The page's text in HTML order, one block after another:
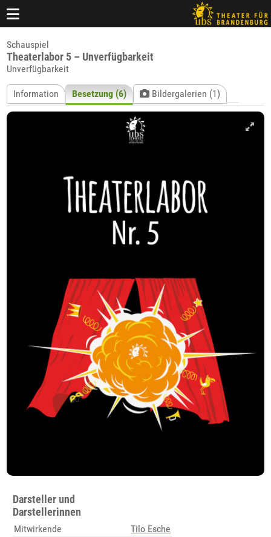
Schauspiel
Theaterlabor 5 – Unverfügbarkeit
Unverfügbarkeit
Information Besetzung (6) Bildergalerien (1)
Darsteller und
Darstellerinnen
Mitwirkende
Tilo Esche